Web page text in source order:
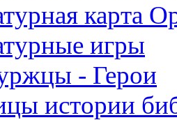
карта
игры
- Герои
истории